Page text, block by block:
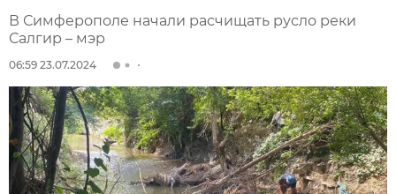
В Симферополе начали расчищать русло реки
Салгир – мэр
06:59 23.07.2024